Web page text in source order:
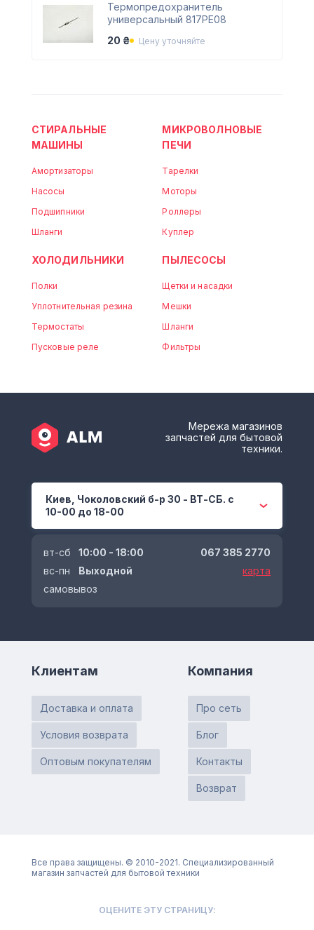
Термопредохранитель
универсальный 817PE08
20 ₴
Цену уточняйте
СТИРАЛЬНЫЕ
МАШИНЫ
Амортизаторы
Насосы
Подшипники
Шланги
МИКРОВОЛНОВЫЕ
ПЕЧИ
Тарелки
Моторы
Роллеры
Куплер
ХОЛОДИЛЬНИКИ
Полки
Уплотнительная резина
Термостаты
Пусковые реле
ПЫЛЕСОСЫ
Щетки и насадки
Мешки
Шланги
Фильтры
Мережа магазинов
запчастей для бытовой
техники.
Киев, Чоколовский б-р 30 - ВТ-СБ. с
10-00 до 18-00
вт-сб
10:00 - 18:00
вс-пн
Выходной
самовывоз
067 385 2770
карта
Клиентам
Доставка и оплата
Условия возврата
Оптовым покупателям
Компания
Про сеть
Блог
Контакты
Возврат
Все права защищены. © 2010-2021. Специализированный
магазин запчастей для бытовой техники
ОЦЕНИТЕ ЭТУ СТРАНИЦУ: